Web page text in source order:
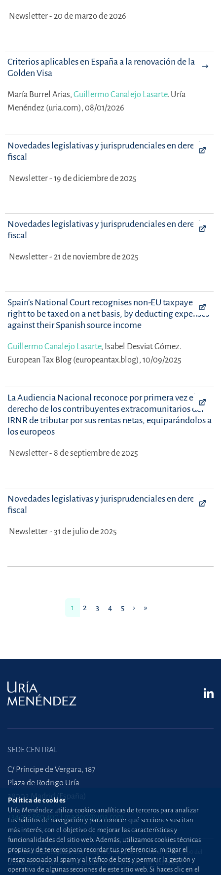
Newsletter - 20 de marzo de 2026
Criterios aplicables en España a la renovación de la
Golden Visa
María Burrel Arias, Guillermo Canalejo Lasarte. Uría
Menéndez (uria.com), 08/01/2026
Novedades legislativas y jurisprudenciales en derecho
fiscal
Newsletter - 19 de diciembre de 2025
Novedades legislativas y jurisprudenciales en derecho
fiscal
Newsletter - 21 de noviembre de 2025
Spain’s National Court recognises non-EU taxpayers’
right to be taxed on a net basis, by deducting expenses
against their Spanish source income
Guillermo Canalejo Lasarte, Isabel Desviat Gómez.
European Tax Blog (europeantax.blog), 10/09/2025
La Audiencia Nacional reconoce por primera vez el
derecho de los contribuyentes extracomunitarios del
IRNR de tributar por sus rentas netas, equiparándolos a
los europeos
Newsletter - 8 de septiembre de 2025
Novedades legislativas y jurisprudenciales en derecho
fiscal
Newsletter - 31 de julio de 2025
1 2 3 4 5 › »
SEDE CENTRAL
C/ Príncipe de Vergara, 187
Plaza de Rodrigo Uría
28002 Madrid (España)
+34 915 860 400 madrid@uria.com
Uría Menéndez Abogados, S.L.P. | Registro Mercantil de Madrid, Tomo 24490 del
Libro de Inscripciones Folio 42, Sección 8, Hoja M-43976. NIF: B28563963
Política de cookies
Uría Menéndez utiliza cookies analíticas de terceros para analizar
tus hábitos de navegación y para conocer qué secciones suscitan
más interés, con el objetivo de mejorar las características y
funcionalidades del sitio web. Además, utilizamos cookies técnicas
propias y de terceros para recordar tus preferencias, mitigar el
riesgo asociado al spam y al tráfico de bots y permitir la gestión y
operativa de algunas secciones de este sitio web. Si haces clic en el